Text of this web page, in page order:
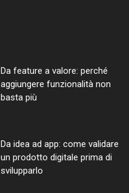
Da feature a valore: perché
aggiungere funzionalità non
basta più
Da idea ad app: come validare
un prodotto digitale prima di
svilupparlo